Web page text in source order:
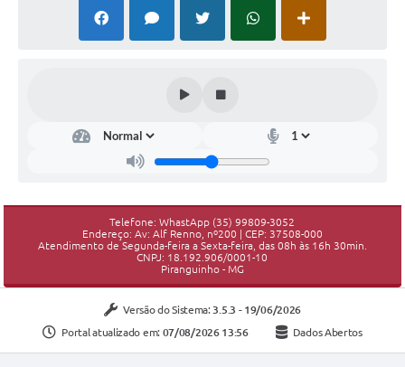
Telefone: WhastApp (35) 99809-3052
Endereço: Av: Alf Renno, nº200 | CEP: 37508-000
Atendimento de Segunda-feira a Sexta-feira, das 08h às 16h 30min.
CNPJ: 18.192.906/0001-10
Piranguinho - MG
Versão do Sistema: 3.5.3 - 19/06/2026
Portal atualizado em: 07/08/2026 13:56 Dados Abertos